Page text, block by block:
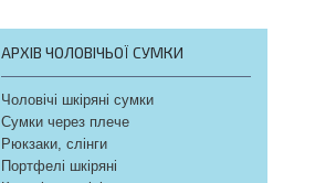
АРХІВ ЧОЛОВІЧЬОЇ СУМКИ
Чоловічі шкіряні сумки
Сумки через плече
Рюкзаки, слінги
Портфелі шкіряні